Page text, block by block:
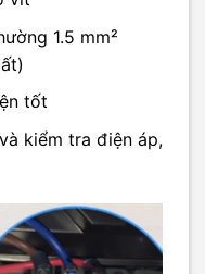
1.5 mm²
tốt
kiểm tra điện áp,